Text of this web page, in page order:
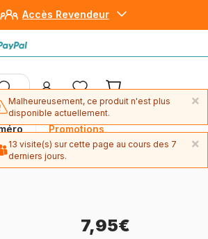
Accès Revendeur
Promotions
7,95€
×
Malheureusement, ce produit n'est plus
disponible actuellement.
×
13 visite(s) sur cette page au cours des 7
derniers jours.